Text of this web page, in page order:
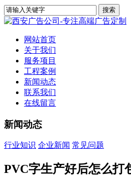
网站首页
关于我们
服务项目
工程案例
新闻动态
联系我们
在线留言
新闻动态
行业知识 企业新闻 常见问题
PVC字生产好后怎么打